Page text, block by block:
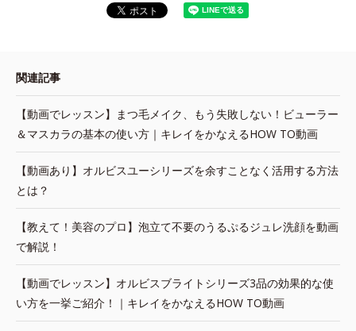
関連記事
【動画でレッスン】まつ毛メイク、もう失敗しない！ビューラー
＆マスカラの基本の使い方｜キレイをかなえるHOW TO動画
【動画あり】オルビスユーシリーズを余すことなく活用する方法
とは？
【教えて！美容のプロ】泡立て不要のうるぷるジュレ洗顔を動画
で解説！
【動画でレッスン】オルビスブライトシリーズ3品の効果的な使
い方を一挙ご紹介！｜キレイをかなえるHOW TO動画